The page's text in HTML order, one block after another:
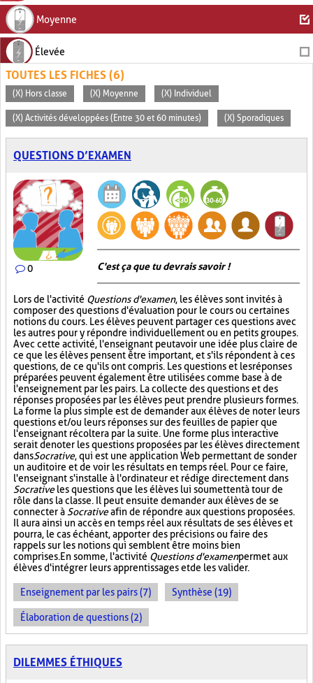
Moyenne
Élevée
TOUTES LES FICHES (6)
(X) Hors classe (X) Moyenne (X) Individuel
(X) Activités développées (Entre 30 et 60 minutes) (X) Sporadiques
QUESTIONS D’EXAMEN
0 C'est ça que tu devrais savoir !
Lors de l'activité Questions d'examen, les élèves sont invités à
composer des questions d'évaluation pour le cours ou certaines
notions du cours. Les élèves peuvent partager ces questions avec
les autres pour y répondre individuellement ou en petits groupes.
Avec cette activité, l'enseignant peut avoir une idée plus claire de
ce que les élèves pensent être important, et s'ils répondent à ces
questions, de ce qu'ils ont compris. Les questions et les réponses
préparées peuvent également être utilisées comme base à de
l'enseignement par les pairs. La collecte des questions et des
réponses proposées par les élèves peut prendre plusieurs formes.
La forme la plus simple est de demander aux élèves de noter leurs
questions et/ou leurs réponses sur des feuilles de papier que
l'enseignant récoltera par la suite. Une forme plus interactive
serait de noter les questions proposées par les élèves directement
dansSocrative, qui est une application Web permettant de sonder
un auditoire et de voir les résultats en temps réel. Pour ce faire,
l'enseignant s'installe à l'ordinateur et rédige directement dans
Socrativeles questions que les élèves lui soumettent à tour de
rôle dans la classe. Il peut ensuite demander aux élèves de se
connecter à Socrativeafin de répondre aux questions proposées.
Il aura ainsi un accès en temps réel aux résultats de ses élèves et
pourra, le cas échéant, apporter des précisions ou faire des
rappels sur les notions qui semblent être moins bien
comprises. En somme, l'activité Questions d'examenpermet aux
élèves d'intégrer leurs apprentissages et de les valider.
Enseignement par les pairs (7) Synthèse (19)
Élaboration de questions (2)
DILEMMES ÉTHIQUES